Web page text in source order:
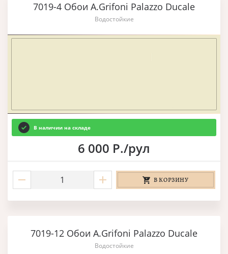
7019-4 Обои A.Grifoni Palazzo Ducale
Водостойкие
В наличии на складе
6 000 Р./рул
В КОРЗИНУ
7019-12 Обои A.Grifoni Palazzo Ducale
Водостойкие